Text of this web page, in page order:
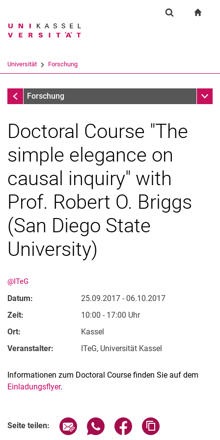
Springe direkt zu: Inhalt
Springe direkt zu: Suche
Springe direkt zu:
Suchbegriff
Suchen (öffnet externen Link in einem
Universität Forschung
Forschung
Forschung
Doctoral Course "The
simple elegance on
causal inquiry" with
Prof. Robert O. Briggs
(San Diego State
University)
@ITeG
Datum:
25.09.2017 - 06.10.2017
Zeit:
10:00 - 17:00 Uhr
Ort:
Kassel
Veranstalter:
ITeG, Universität Kassel
Informationen zum Doctoral Course finden Sie auf dem
Einladungsflyer.
Seite teilen: Seite über E-Mail teilen
Seite über WhatsApp teilen
Seite über Facebook